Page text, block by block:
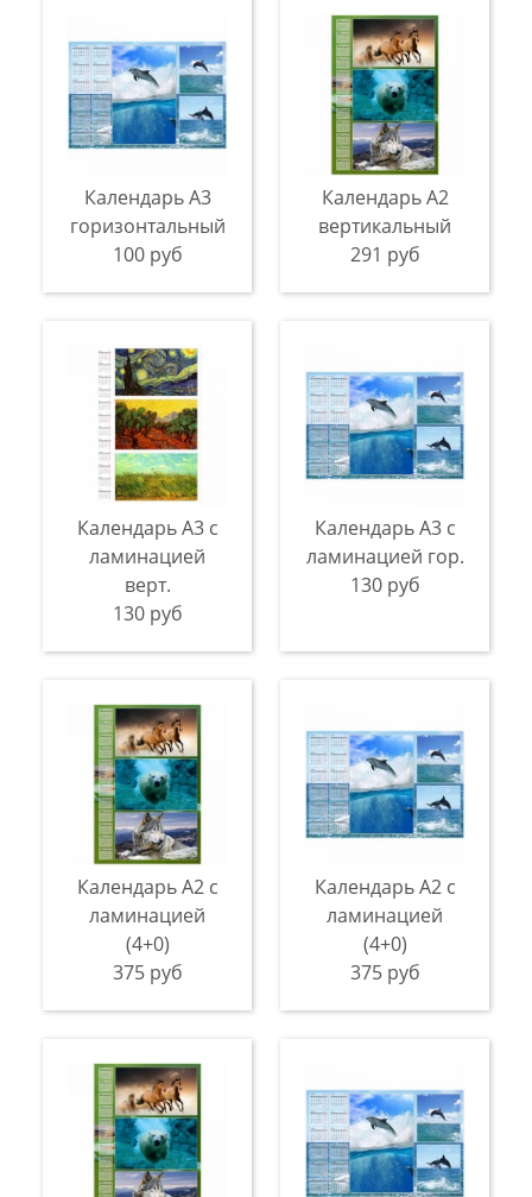
Календарь A3
горизонтальный
100 руб
Календарь A2
вертикальный
291 руб
Календарь А3 с
ламинацией
верт.
130 руб
Календарь А3 с
ламинацией гор.
130 руб
Календарь А2 с
ламинацией
(4+0)
375 руб
Календарь А2 с
ламинацией
(4+0)
375 руб